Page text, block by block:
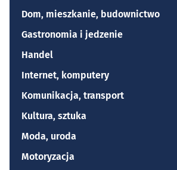
Dom, mieszkanie, budownictwo
Gastronomia i jedzenie
Handel
Internet, komputery
Komunikacja, transport
Kultura, sztuka
Moda, uroda
Motoryzacja